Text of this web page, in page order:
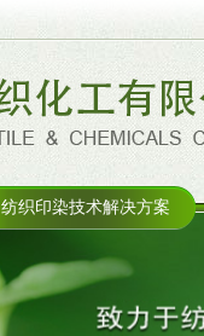
纺织印染技术解决方案